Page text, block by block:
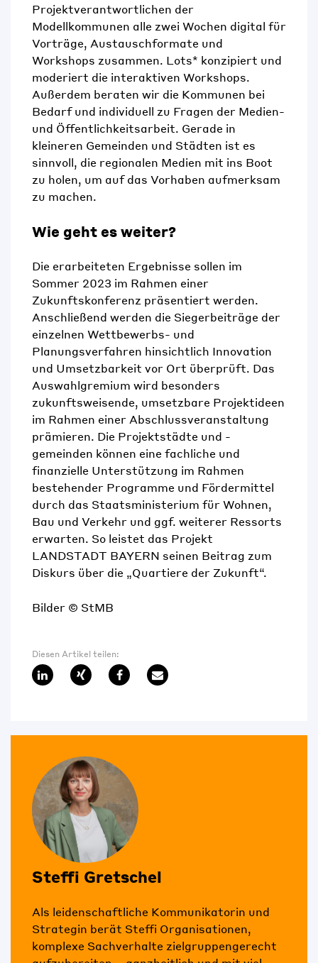
Projektverantwortlichen der
Modellkommunen alle zwei Wochen digital für
Vorträge, Austauschformate und
Workshops zusammen. Lots* konzipiert und
moderiert die interaktiven Workshops.
Außerdem beraten wir die Kommunen bei
Bedarf und individuell zu Fragen der Medien-
und Öffentlichkeitsarbeit. Gerade in
kleineren Gemeinden und Städten ist es
sinnvoll, die regionalen Medien mit ins Boot
zu holen, um auf das Vorhaben aufmerksam
zu machen.
Wie geht es weiter?
Die erarbeiteten Ergebnisse sollen im
Sommer 2023 im Rahmen einer
Zukunftskonferenz präsentiert werden.
Anschließend werden die Siegerbeiträge der
einzelnen Wettbewerbs- und
Planungsverfahren hinsichtlich Innovation
und Umsetzbarkeit vor Ort überprüft. Das
Auswahlgremium wird besonders
zukunftsweisende, umsetzbare Projektideen
im Rahmen einer Abschlussveranstaltung
prämieren. Die Projektstädte und -
gemeinden können eine fachliche und
finanzielle Unterstützung im Rahmen
bestehender Programme und Fördermittel
durch das Staatsministerium für Wohnen,
Bau und Verkehr und ggf. weiterer Ressorts
erwarten. So leistet das Projekt
LANDSTADT BAYERN seinen Beitrag zum
Diskurs über die „Quartiere der Zukunft“.
Bilder © StMB
Diesen Artikel teilen:
Steffi Gretschel
Als leidenschaftliche Kommunikatorin und
Strategin berät Steffi Organisationen,
komplexe Sachverhalte zielgruppengerecht